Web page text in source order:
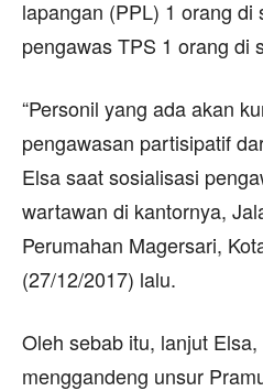
lapangan (PPL) 1 orang di
pengawas TPS 1 orang di
“Personil yang ada akan
pengawasan partisipatif
Elsa saat sosialisasi
wartawan di kantornya,
Perumahan Magersari,
(27/12/2017) lalu.
Oleh sebab itu, lanjut
menggandeng unsur